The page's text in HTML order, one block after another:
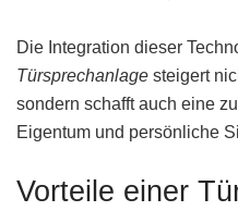
Die Integration dieser
Türsprechanlage steigert
sondern schafft auch eine
Eigentum und persönliche
Vorteile einer